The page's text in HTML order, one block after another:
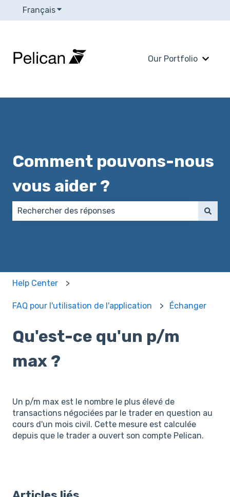
FrançaisAfficher le sous-menu pour les traductions
Our Portfolio
Comment pouvons-nous
vous aider ?
Help Center
FAQ pour l'utilisation de l'application Échanger
Qu'est-ce qu'un p/m
max ?
Un p/m max est le nombre le plus élevé de
transactions négociées par le trader en question au
cours d'un mois civil. Cette mesure est calculée
depuis que le trader a ouvert son compte Pelican.